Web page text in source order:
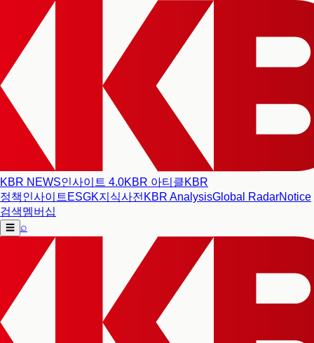
KBR NEWS인사이트 4.0KBR 아티클KBR
정책인사이트 ESGK지식사전 KBR AnalysisGlobal RadarNotice
검색멤버십
☰ ⌕